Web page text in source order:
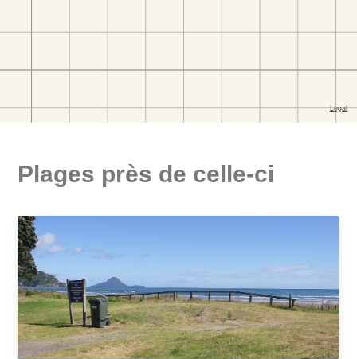
Plages près de celle-ci